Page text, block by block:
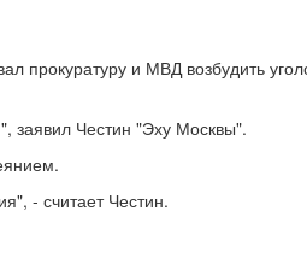
прокуратуру и МВД возбудить
", заявил Честин "Эху Москвы".
- считает Честин.